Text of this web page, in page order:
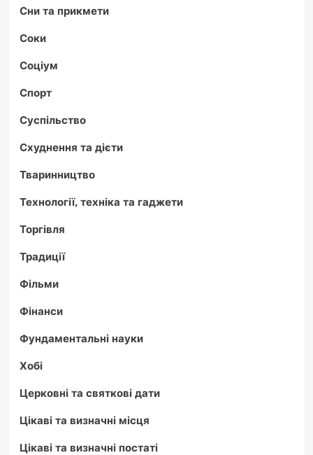
Сни та прикмети
Соки
Соціум
Спорт
Суспільство
Схуднення та дієти
Тваринництво
Технології, техніка та гаджети
Торгівля
Традиції
Фільми
Фінанси
Фундаментальні науки
Хобі
Церковні та святкові дати
Цікаві та визначні місця
Цікаві та визначні постаті